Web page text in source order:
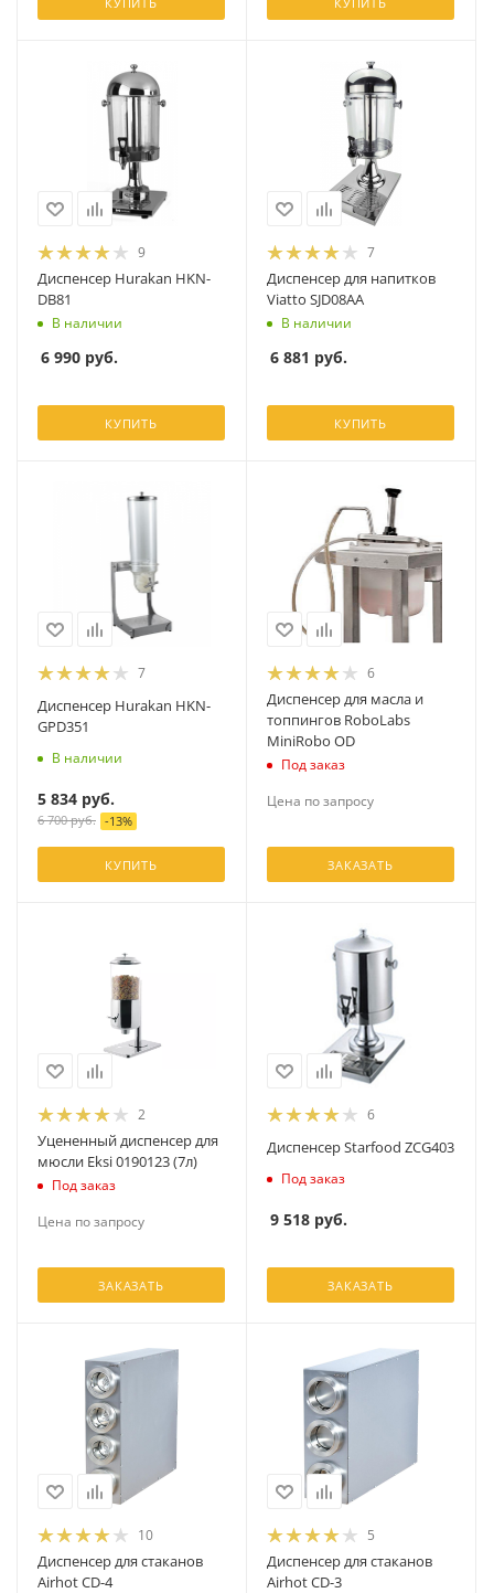
9
Диспенсер Hurakan HKN-
DB81
В наличии
6 990 руб.
КУПИТЬ
7
Диспенсер для напитков
Viatto SJD08AA
В наличии
6 881 руб.
КУПИТЬ
7
Диспенсер Hurakan HKN-
GPD351
В наличии
5 834 руб.
6 700руб. -13%
КУПИТЬ
6
Диспенсер для масла и
топпингов RoboLabs
MiniRobo OD
Под заказ
Цена по запросу
ЗАКАЗАТЬ
2
Уцененный диспенсер для
мюсли Eksi 0190123 (7л)
Под заказ
Цена по запросу
ЗАКАЗАТЬ
6
Диспенсер Starfood ZCG403
Под заказ
9 518 руб.
ЗАКАЗАТЬ
10
Диспенсер для стаканов
Airhot CD-4
5
Диспенсер для стаканов
Airhot CD-3